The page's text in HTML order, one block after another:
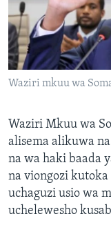
Waziri mkuu wa
Waziri Mkuu wa
alisema alikuwa
na wa haki baada
na viongozi
uchaguzi usio wa
uchelewesho